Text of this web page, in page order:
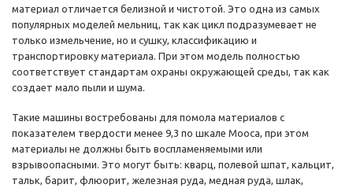
материал отличается белизной и чистотой. Это одна из самых
популярных моделей мельниц, так как цикл подразумевает не
только измельчение, но и сушку, классификацию и
транспортировку материала. При этом модель полностью
соответствует стандартам охраны окружающей среды, так как
создает мало пыли и шума.
Такие машины востребованы для помола материалов с
показателем твердости менее 9,3 по шкале Мооса, при этом
материалы не должны быть воспламеняемыми или
взрывоопасными. Это могут быть: кварц, полевой шпат, кальцит,
тальк, барит, флюорит, железная руда, медная руда, шлак,